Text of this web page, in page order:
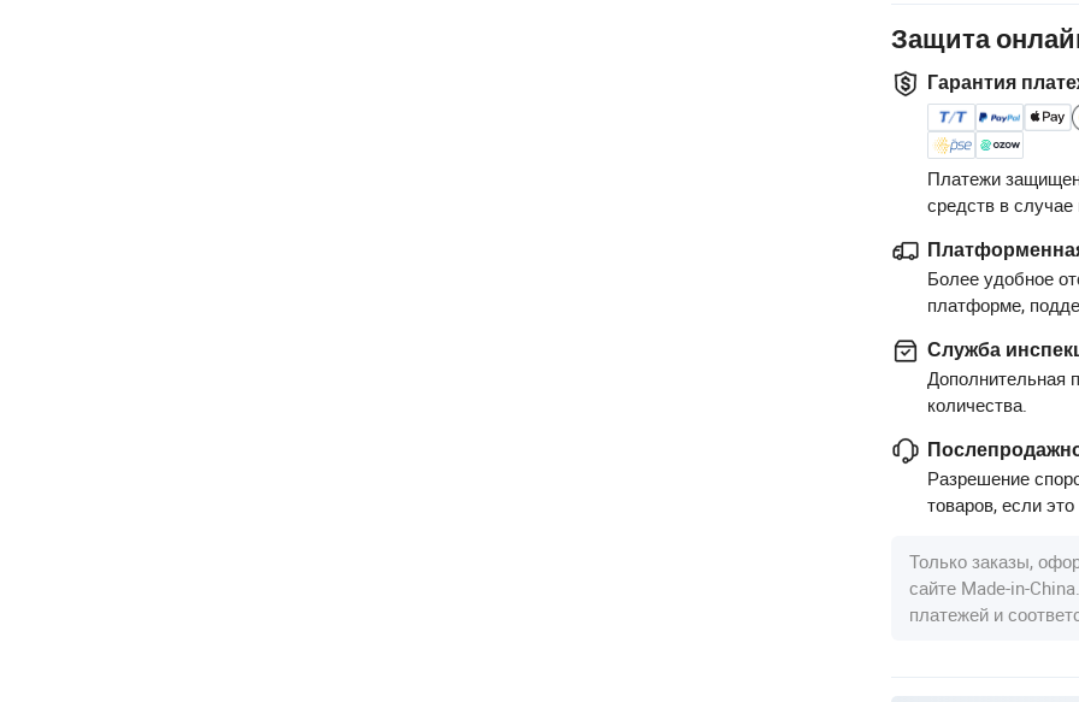
Защита
Гарантия
Платежи
средств в случае
Более удобное
платформе,
Служба
Дополнительная
количества.
Разрешение
товаров, если
Только заказы,
сайте Made-in-
платежей и